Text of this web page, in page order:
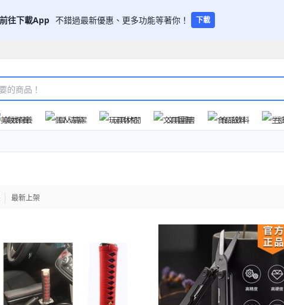
往下載App 不錯過最新優惠、更多功能等著你！ 下載
美妝保養 個人清潔 玩具休閒 文具圖書 食品飲料 生
最新上架